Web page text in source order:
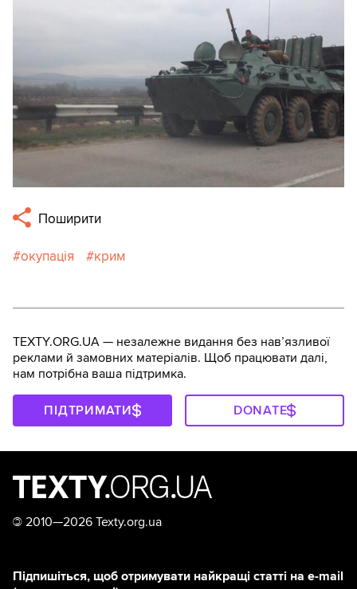
Поширити
окупація крим
TEXTY.ORG.UA — незалежне видання без навʼязливої
реклами й замовних матеріалів. Щоб працювати далі,
нам потрібна ваша підтримка.
ПІДТРИМАТИ DONATE
© 2010—2026 Texty.org.ua
Підпишіться, щоб отримувати найкращі статті на e-mail